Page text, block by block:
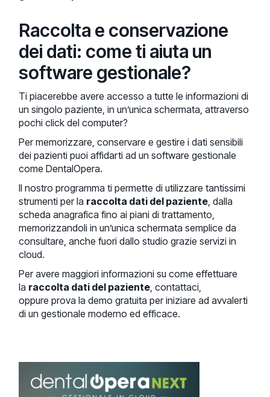
Raccolta e conservazione
dei dati: come ti aiuta un
software gestionale?
Ti piacerebbe avere accesso a tutte le informazioni di
un singolo paziente, in un’unica schermata, attraverso
pochi click del computer?
Per memorizzare, conservare e gestire i dati sensibili
dei pazienti puoi affidarti ad un software gestionale
come DentalOpera.
Il nostro programma ti permette di utilizzare tantissimi
strumenti per la raccolta dati del paziente, dalla
scheda anagrafica fino ai piani di trattamento,
memorizzandoli in un’unica schermata semplice da
consultare, anche fuori dallo studio grazie servizi in
cloud.
Per avere maggiori informazioni su come effettuare
la raccolta dati del paziente, contattaci,
oppure prova la demo gratuita per iniziare ad avvalerti
di un gestionale moderno ed efficace.